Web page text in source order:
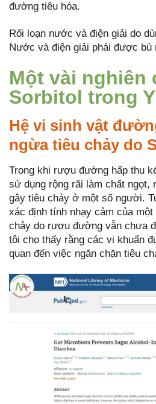
đường tiêu hóa.
Rối loạn nước và điện giải do
Nước và điện giải phải được bù
Một vài nghiên
Sorbitol trong
Hệ vi sinh vật
ngừa tiêu chảy do
Trong khi rượu đường hấp thu
sử dụng rộng rãi làm chất ngọt,
gây tiêu chảy ở một số người.
xác định tính nhạy cảm của
chảy do rượu đường vẫn chưa
tôi cho thấy rằng các vi khuẩn
quan đến việc ngăn chặn tiêu